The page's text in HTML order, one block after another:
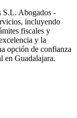
S.L. Abogados -
incluyendo
fiscales y
y la
opción de confianza
en Guadalajara.